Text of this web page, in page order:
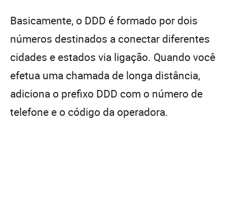
Basicamente, o DDD é formado por dois
números destinados a conectar diferentes
cidades e estados via ligação. Quando você
efetua uma chamada de longa distância,
adiciona o prefixo DDD com o número de
telefone e o código da operadora.